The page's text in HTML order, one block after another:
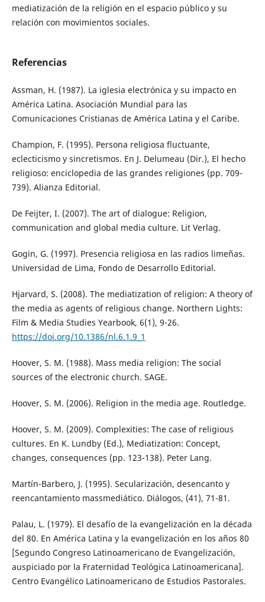
mediatización de la religión en el espacio público y su
relación con movimientos sociales.
Referencias
Assman, H. (1987). La iglesia electrónica y su impacto en
América Latina. Asociación Mundial para las
Comunicaciones Cristianas de América Latina y el Caribe.
Champion, F. (1995). Persona religiosa fluctuante,
eclecticismo y sincretismos. En J. Delumeau (Dir.), El hecho
religioso: enciclopedia de las grandes religiones (pp. 709-
739). Alianza Editorial.
De Feijter, I. (2007). The art of dialogue: Religion,
communication and global media culture. Lit Verlag.
Gogin, G. (1997). Presencia religiosa en las radios limeñas.
Universidad de Lima, Fondo de Desarrollo Editorial.
Hjarvard, S. (2008). The mediatization of religion: A theory of
the media as agents of religious change. Northern Lights:
Film & Media Studies Yearbook, 6(1), 9-26.
https://doi.org/10.1386/nl.6.1.9_1
Hoover, S. M. (1988). Mass media religion: The social
sources of the electronic church. SAGE.
Hoover, S. M. (2006). Religion in the media age. Routledge.
Hoover, S. M. (2009). Complexities: The case of religious
cultures. En K. Lundby (Ed.), Mediatization: Concept,
changes, consequences (pp. 123-138). Peter Lang.
Martín-Barbero, J. (1995). Secularización, desencanto y
reencantamiento massmediático. Diálogos, (41), 71-81.
Palau, L. (1979). El desafío de la evangelización en la década
del 80. En América Latina y la evangelización en los años 80
[Segundo Congreso Latinoamericano de Evangelización,
auspiciado por la Fraternidad Teológica Latinoamericana].
Centro Evangélico Latinoamericano de Estudios Pastorales.